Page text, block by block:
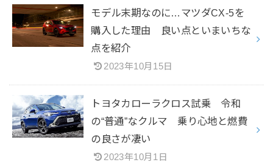
モデル末期なのに…マツダCX-5を
購入した理由 良い点といまいちな
点を紹介
2023年10月15日
トヨタカローラクロス試乗 令和
の“普通”なクルマ 乗り心地と燃費
の良さが凄い
2023年10月1日